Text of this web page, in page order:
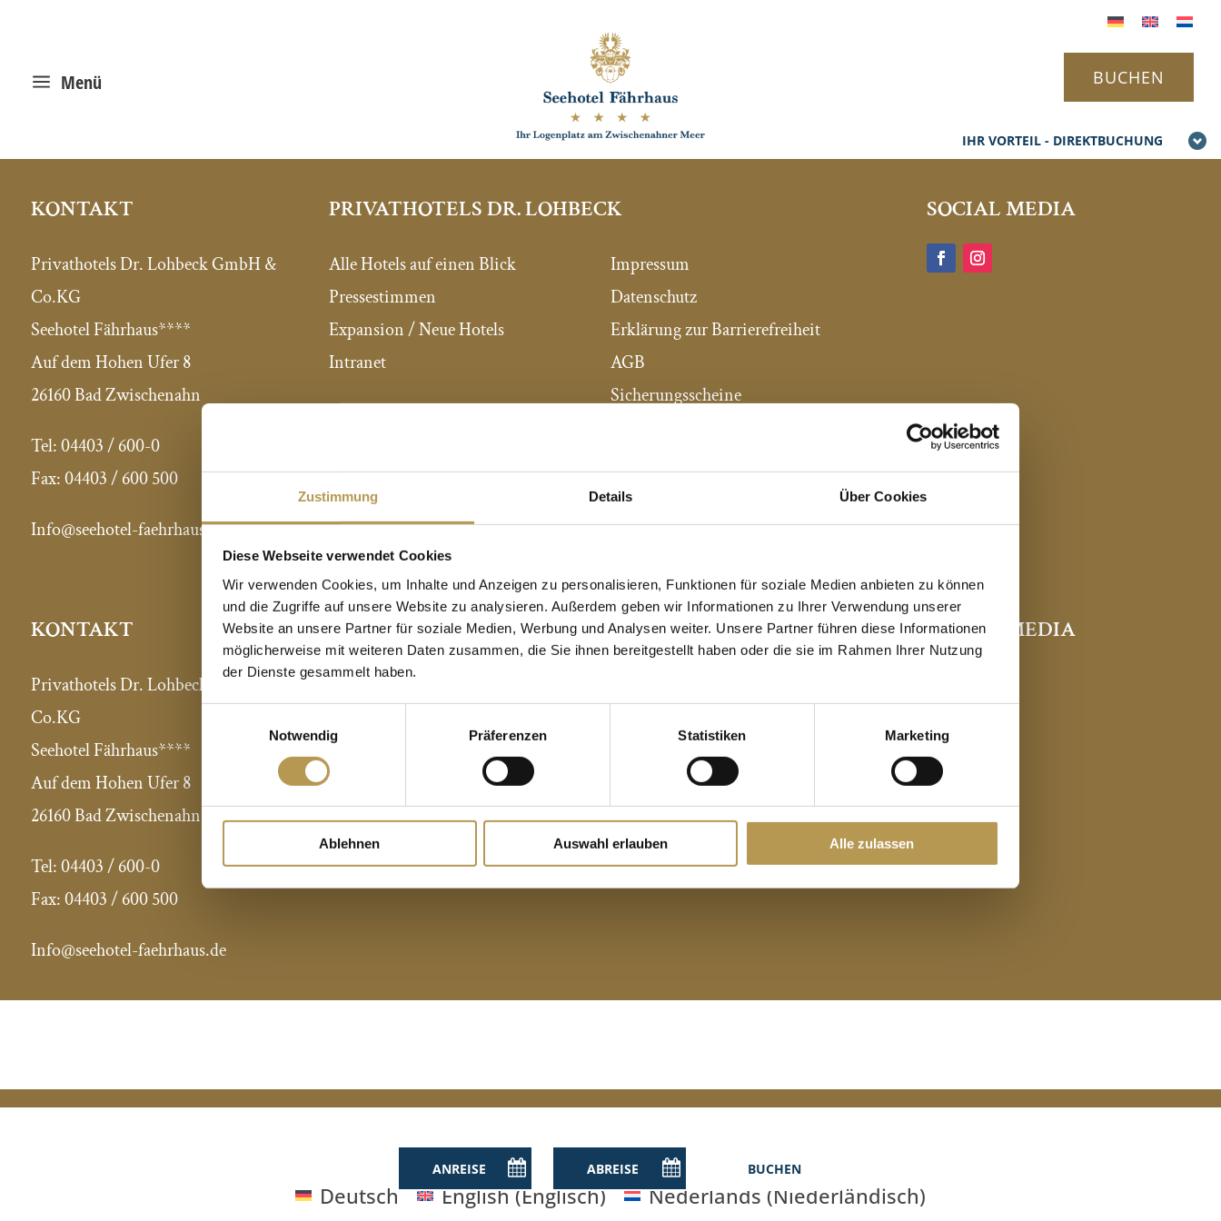
Zustimmung Details Über Cookies
Diese Webseite verwendet Cookies
Wir verwenden Cookies, um Inhalte und Anzeigen zu personalisieren, Funktionen für soziale Medien anbieten zu können
und die Zugriffe auf unsere Website zu analysieren. Außerdem geben wir Informationen zu Ihrer Verwendung unserer
Website an unsere Partner für soziale Medien, Werbung und Analysen weiter. Unsere Partner führen diese Informationen
möglicherweise mit weiteren Daten zusammen, die Sie ihnen bereitgestellt haben oder die sie im Rahmen Ihrer Nutzung
der Dienste gesammelt haben.
Notwendig
Präferenzen Statistiken Marketing
Ablehnen Auswahl erlauben Alle zulassen
IHR VORTEIL - DIREKTBUCHUNG
a Menü BUCHEN
KONTAKT
Privathotels Dr. Lohbeck GmbH &
Co.KG
Seehotel Fährhaus****
Auf dem Hohen Ufer 8
26160 Bad Zwischenahn
Tel:04403 / 600-0
Fax:04403 / 600 500
Info@seehotel-faehrhaus.de
PRIVATHOTELS DR. LOHBECK
Alle Hotels auf einen Blick
Pressestimmen
Expansion / Neue Hotels
Intranet
Impressum
Datenschutz
Erklärung zur Barrierefreiheit
AGB
Sicherungsscheine
SOCIAL MEDIA
KONTAKT
Privathotels Dr. Lohbeck GmbH &
Co.KG
Seehotel Fährhaus****
Auf dem Hohen Ufer 8
26160 Bad Zwischenahn
Tel:04403 / 600-0
Fax:04403 / 600 500
Info@seehotel-faehrhaus.de
PRIVATHOTELS DR. LOHBECK
Alle Hotels auf einen Blick
Expansion / Neue Hotels
Intranet
Sicherungsscheine
Newsletter
SOCIAL MEDIA
Deutsch English(Englisch) Nederlands (Niederländisch)